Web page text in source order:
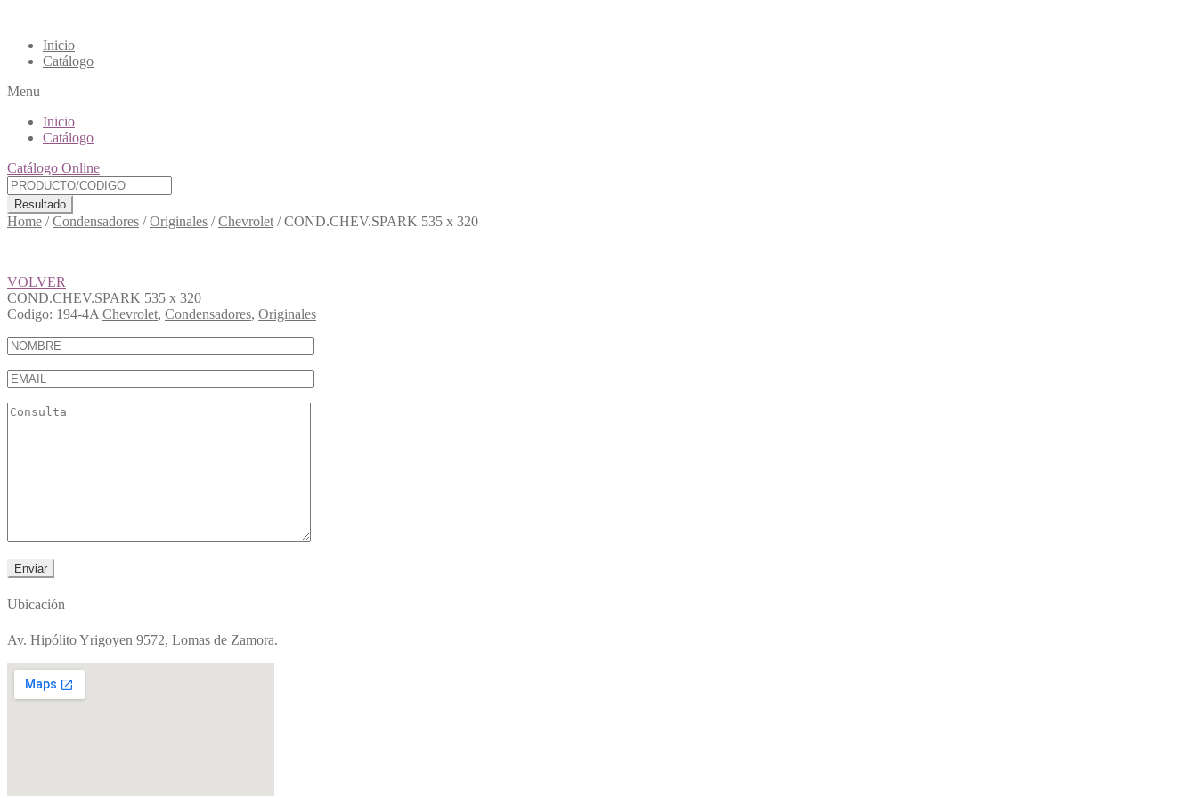
Inicio
Catálogo
Menu
Inicio
Catálogo
Catálogo Online
Resultado
Home /Condensadores /Originales /Chevrolet /COND.CHEV.SPARK 535 x 320
VOLVER
COND.CHEV.SPARK 535 x 320
Codigo: 194-4A Chevrolet, Condensadores, Originales
Ubicación
Av. Hipólito Yrigoyen 9572, Lomas de Zamora.